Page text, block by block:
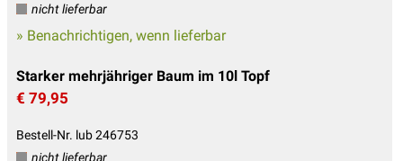
nicht lieferbar
» Benachrichtigen, wenn lieferbar
Starker mehrjähriger Baum im 10l Topf
€ 79,95
Bestell-Nr. lub 246753
nicht lieferbar